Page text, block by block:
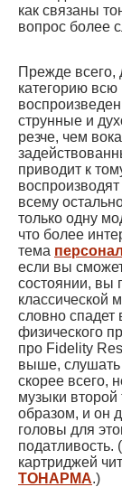
как связаны
вопрос более
Прежде всего,
категорию всю
струнные и
резче, чем
приводит к
всему
только одну
что более
тема
если вы
состоянии, вы
классической
словно спадет
физического
про Fidelity
выше, слушать
скорее всего,
музыки
образом, и он
головы для
податливость.
картриджей
ТОНАРМА.)